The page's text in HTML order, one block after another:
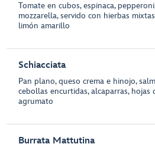
Tomate en cubos, espinaca,
mozzarella, servido con hierbas
limón amarillo
Schiacciata
Pan plano, queso crema e hinojo,
cebollas encurtidas, alcaparras, hojas
agrumato
Burrata Mattutina